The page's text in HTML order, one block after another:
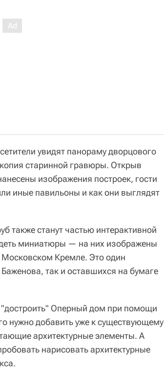
увидят панораму дворцового
старинной гравюры. Открыв
изображения построек, гости
иные павильоны и как они выглядят
также станут частью интерактивной
миниатюры — на них изображены
Кремле. Это один
так и оставшихся на бумаге
"достроить" Оперный дом при помощи
нужно добавить уже к существующему
архитектурные элементы. А
нарисовать архитектурные